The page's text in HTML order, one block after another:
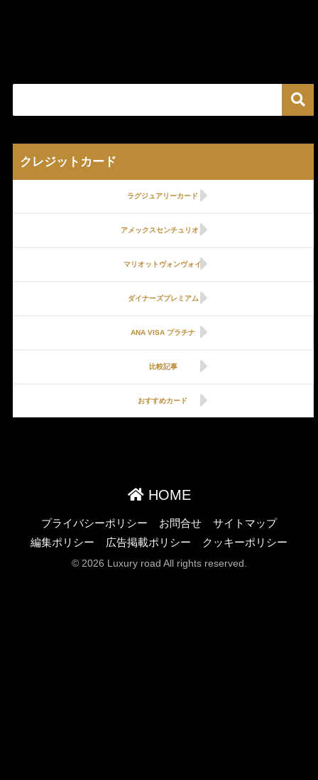
クレジットカード
ラグジュアリーカード
アメックスセンチュリオン
マリオットヴォンヴォイ
ダイナーズプレミアム
ANA VISA プラチナ
比較記事
おすすめカード
HOME
プライバシーポリシー お問合せ
サイトマップ
編集ポリシー
広告掲載ポリシー クッキーポリシー
© 2026 Luxury road All rights reserved.